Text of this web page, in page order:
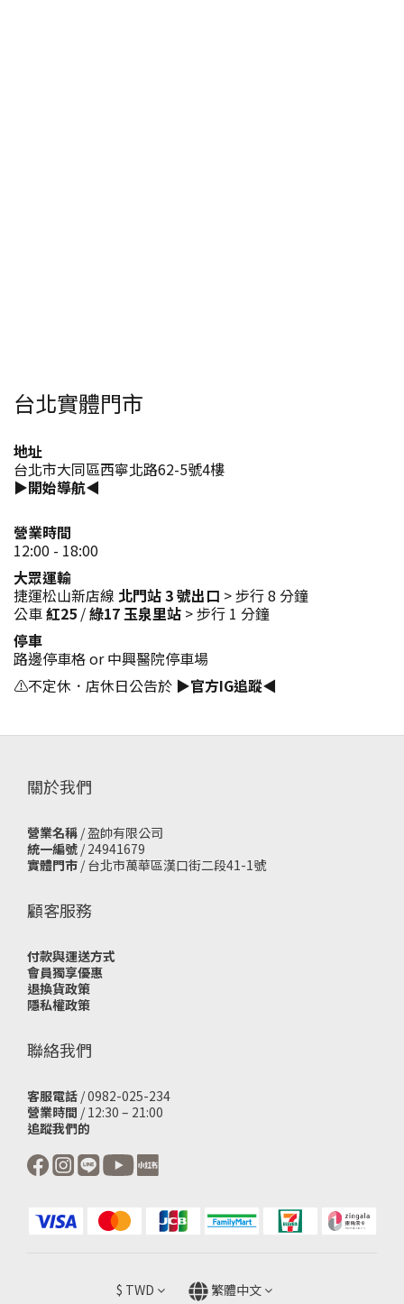
台北實體門市
地址
台北市大同區西寧北路62-5號4樓
▶開始導航◀
營業時間
12:00 - 18:00
大眾運輸
捷運松山新店線 北門站 3 號出口 > 步行 8 分鐘
公車紅25 /綠17 玉泉里站 > 步行 1 分鐘
停車
路邊停車格 or 中興醫院停車場
⚠️不定休．店休日公告於 ▶官方IG追蹤◀
關於我們
營業名稱 / 盈帥有限公司
統一編號 / 24941679
實體門市 / 台北市萬華區漢口街二段41-1號
顧客服務
付款與運送方式
會員獨享優惠
退換貨政策
隱私權政策
聯絡我們
客服電話 / 0982-025-234
營業時間 / 12:30 – 21:00
追蹤我們的
$ TWD 繁體中文